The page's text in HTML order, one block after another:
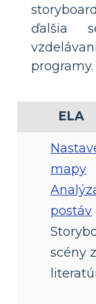
ďalšia
programy.
ELA
mapy
postáv
scény z